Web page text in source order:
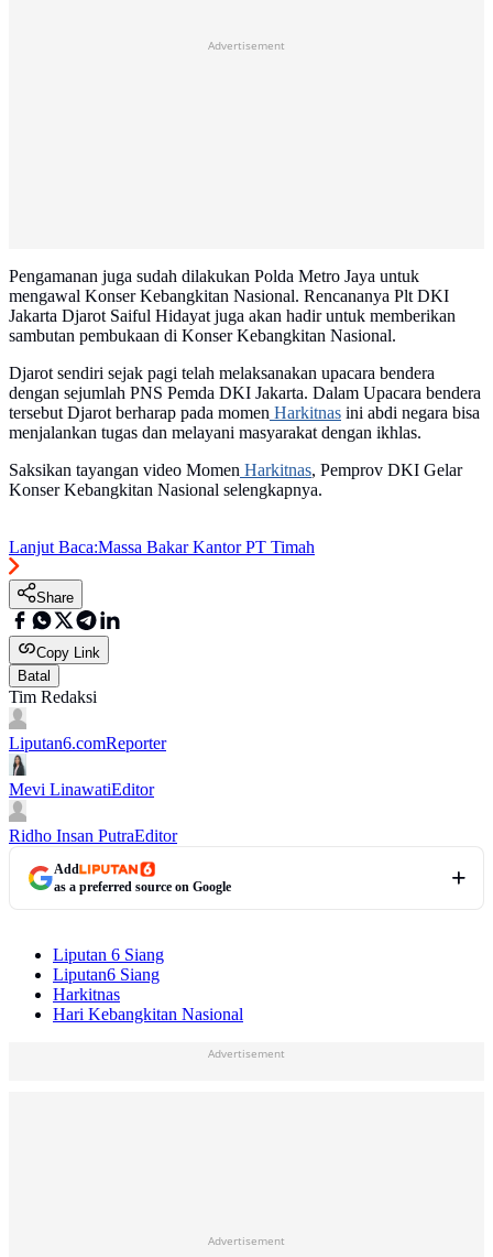
Advertisement
Pengamanan juga sudah dilakukan Polda Metro Jaya untuk
mengawal Konser Kebangkitan Nasional. Rencananya Plt DKI
Jakarta Djarot Saiful Hidayat juga akan hadir untuk memberikan
sambutan pembukaan di Konser Kebangkitan Nasional.
Djarot sendiri sejak pagi telah melaksanakan upacara bendera
dengan sejumlah PNS Pemda DKI Jakarta. Dalam Upacara bendera
tersebut Djarot berharap pada momen Harkitnas ini abdi negara bisa
menjalankan tugas dan melayani masyarakat dengan ikhlas.
Saksikan tayangan video Momen Harkitnas, Pemprov DKI Gelar
Konser Kebangkitan Nasional selengkapnya.
Lanjut Baca:Massa Bakar Kantor PT Timah
Share
Copy Link
Batal
Tim Redaksi
Liputan6.comReporter
Mevi LinawatiEditor
Ridho Insan PutraEditor
Add
as a preferred source on Google
Liputan 6 Siang
Liputan6 Siang
Harkitnas
Hari Kebangkitan Nasional
Advertisement
Advertisement